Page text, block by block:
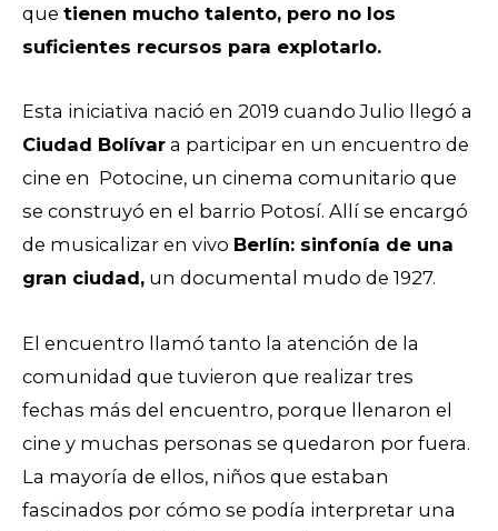
que tienen mucho talento, pero no los
suficientes recursos para explotarlo.
Esta iniciativa nació en 2019 cuando Julio llegó a
Ciudad Bolívar a participar en un encuentro de
cine en Potocine, un cinema comunitario que
se construyó en el barrio Potosí. Allí se encargó
de musicalizar en vivo Berlín: sinfonía de una
gran ciudad, un documental mudo de 1927.
El encuentro llamó tanto la atención de la
comunidad que tuvieron que realizar tres
fechas más del encuentro, porque llenaron el
cine y muchas personas se quedaron por fuera.
La mayoría de ellos, niños que estaban
fascinados por cómo se podía interpretar una